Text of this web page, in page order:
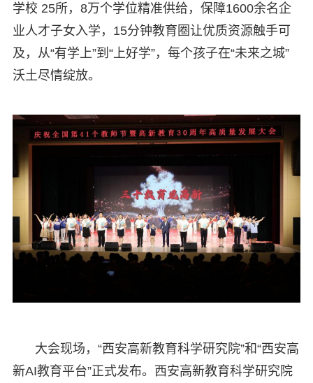
学校 25所，8万个学位精准供给，保障1600余名企
业人才子女入学，15分钟教育圈让优质资源触手可
及，从“有学上”到“上好学”，每个孩子在“未来之城”
沃土尽情绽放。
大会现场，“西安高新教育科学研究院”和“西安高
新AI教育平台”正式发布。西安高新教育科学研究院